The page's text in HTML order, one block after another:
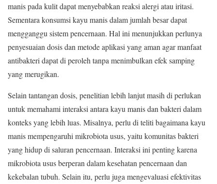
manis pada kulit dapat menyebabkan reaksi alergi atau iritasi.
Sementara konsumsi kayu manis dalam jumlah besar dapat
mengganggu sistem pencernaan. Hal ini menunjukkan perlunya
penyesuaian dosis dan metode aplikasi yang aman agar manfaat
antibakteri dapat di peroleh tanpa menimbulkan efek samping
yang merugikan.
Selain tantangan dosis, penelitian lebih lanjut masih di perlukan
untuk memahami interaksi antara kayu manis dan bakteri dalam
konteks yang lebih luas. Misalnya, perlu di teliti bagaimana kayu
manis mempengaruhi mikrobiota usus, yaitu komunitas bakteri
yang hidup di saluran pencernaan. Interaksi ini penting karena
mikrobiota usus berperan dalam kesehatan pencernaan dan
kekebalan tubuh. Selain itu, perlu juga mengevaluasi efektivitas